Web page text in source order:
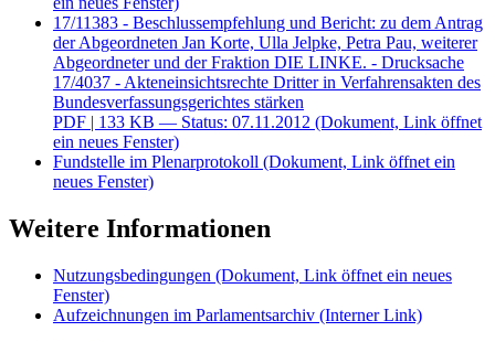
17/11383 - Beschlussempfehlung und Bericht: zu dem Antrag
der Abgeordneten Jan Korte, Ulla Jelpke, Petra Pau, weiterer
Abgeordneter und der Fraktion DIE LINKE. - Drucksache
17/4037 - Akteneinsichtsrechte Dritter in Verfahrensakten des
Bundesverfassungsgerichtes stärken
PDF | 133 KB — Status: 07.11.2012 (Dokument, Link öffnet
ein neues Fenster)
Fundstelle im Plenarprotokoll (Dokument, Link öffnet ein
neues Fenster)
Weitere Informationen
Nutzungsbedingungen (Dokument, Link öffnet ein neues
Fenster)
Aufzeichnungen im Parlamentsarchiv (Interner Link)